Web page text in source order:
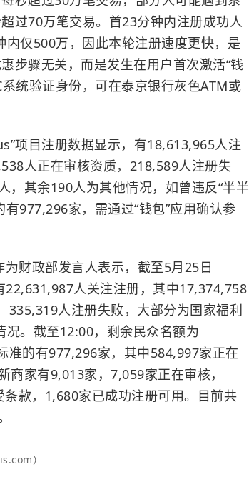
过70万笔交易。首23分钟内注册成功人
仅500万，因此本轮注册速度更快，是
步骤无关，而是发生在用户首次激活“钱
统验证身份，可在泰京银行灰色ATM或
项目注册数据显示，有18,613,965人注
人正在审核资质，218,589人注册失
，其余190人为其他情况，如曾违反“半半
977,296家，需通过“钱包”应用确认参
财政部发言人表示， 截至5月25日
22,631,987人关注注册，其中17,374,758
335,319人注册失败，大部分为国家福利
。截至12:00，剩余民众名额为
准的有977,296家，其中584,997家正在
家有9,013家，7,059家正在审核，
款，1,680家已成功注册可用。目前共
）